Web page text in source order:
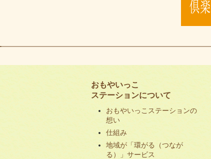
おもやいっこ
ステーションについて
おもやいっこステーションの
想い
仕組み
地域が「環がる（つなが
る）」サービス